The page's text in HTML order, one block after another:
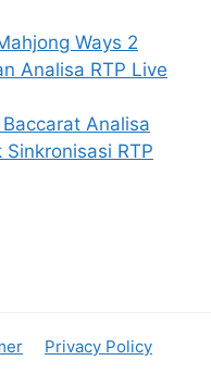
Ways 2
Analisa RTP Live
Analisa
RTP
Privacy Policy